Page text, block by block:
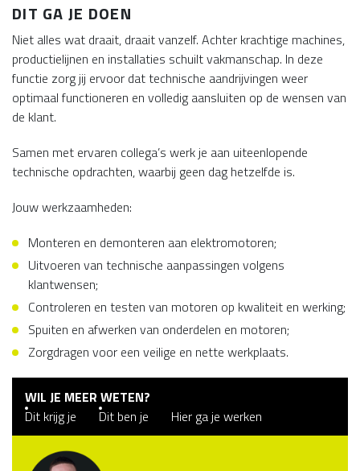
DIT GA JE DOEN
Niet alles wat draait, draait vanzelf. Achter krachtige machines,
productielijnen en installaties schuilt vakmanschap. In deze
functie zorg jij ervoor dat technische aandrijvingen weer
optimaal functioneren en volledig aansluiten op de wensen van
de klant.
Samen met ervaren collega’s werk je aan uiteenlopende
technische opdrachten, waarbij geen dag hetzelfde is.
Jouw werkzaamheden:
Monteren en demonteren aan elektromotoren;
Uitvoeren van technische aanpassingen volgens
klantwensen;
Controleren en testen van motoren op kwaliteit en werking;
Spuiten en afwerken van onderdelen en motoren;
Zorgdragen voor een veilige en nette werkplaats.
WIL JE MEER WETEN?
Dit krijg je
Dit ben je Hier ga je werken